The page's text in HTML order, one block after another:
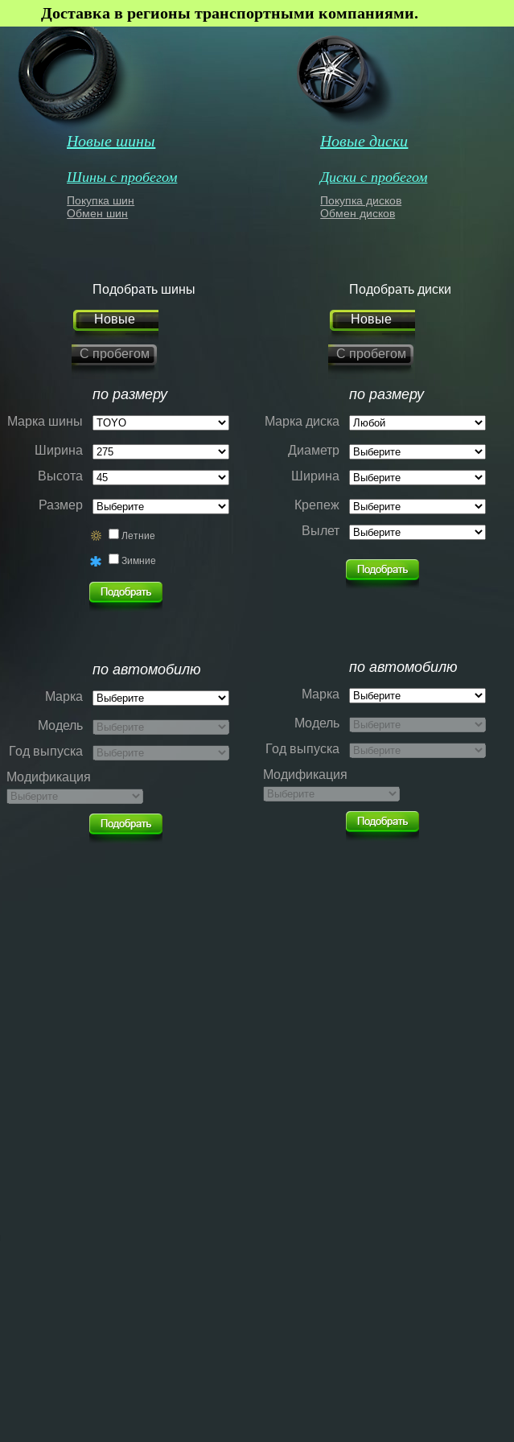
Доставка в регионы транспортными компаниями.
Новые шины
Шины с пробегом
Покупка шин
Обмен шин
Новые диски
Диски с пробегом
Покупка дисков
Обмен дисков
Подобрать шины
Новые
С пробегом
по размеру
Марка шины
Ширина
Высота
Размер
Летние
Зимние
по автомобилю
Марка
Модель
Год выпуска
Модификация
Подобрать диски
Новые
С пробегом
по размеру
Марка диска
Диаметр
Ширина
Крепеж
Вылет
по автомобилю
Марка
Модель
Год выпуска
Модификация